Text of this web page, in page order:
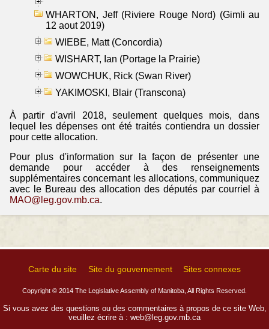
WHARTON, Jeff (Riviere Rouge Nord) (Gimli au
12 aout 2019)
WIEBE, Matt (Concordia)
WISHART, Ian (Portage la Prairie)
WOWCHUK, Rick (Swan River)
YAKIMOSKI, Blair (Transcona)
À partir d'avril 2018, seulement quelques mois, dans
lequel les dépenses ont été traités contiendra un dossier
pour cette allocation.
Pour plus d'information sur la façon de présenter une
demande pour accéder à des renseignements
supplémentaires concernant les allocations, communiquez
avec le Bureau des allocation des députés par courriel à
MAO@leg.gov.mb.ca.
Carte du site Site du gouvernement Sites connexes
Copyright © 2014 The Legislative Assembly of Manitoba, All Rights Reserved.
Si vous avez des questions ou des commentaires à propos de ce site Web,
veuillez écrire à : web@leg.gov.mb.ca